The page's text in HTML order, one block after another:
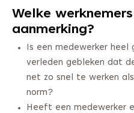
Welke
aanmerking?
Is een medewerker
verleden gebleken dat
net zo snel te werken
norm?
Heeft een medewerker